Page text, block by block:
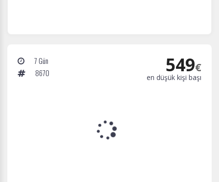
7 Gün
8670
549€
en düşük kişi başı